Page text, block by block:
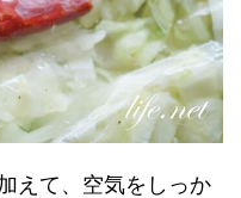
えて、空気をしっか